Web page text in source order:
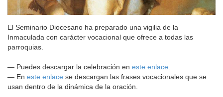
El Seminario Diocesano ha preparado una vigilia de la
Inmaculada con carácter vocacional que ofrece a todas las
parroquias.
— Puedes descargar la celebración en este enlace
— En este enlace se descargan las frases vocacionales que se
usan dentro de la dinámica de la oración.